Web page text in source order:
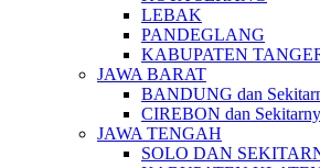
LEBAK
PANDEGLANG
KABUPATEN
JAWA BARAT
BANDUNG dan
CIREBON dan
JAWA TENGAH
SOLO DAN